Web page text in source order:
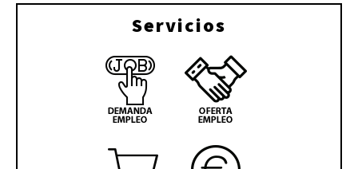
Servicios